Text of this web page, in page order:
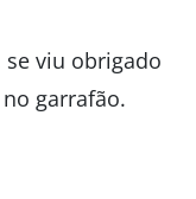
viu obrigado
garrafão.